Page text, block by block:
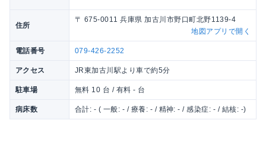
住所
〒 675-0011 兵庫県 加古川市野口町北野1139-4
地図アプリで開く
電話番号 079-426-2252
アクセス JR東加古川駅より車で約5分
駐車場 無料 10 台 / 有料 - 台
病床数 合計: - ( 一般: - / 療養: - / 精神: - / 感染症: - / 結核: -)